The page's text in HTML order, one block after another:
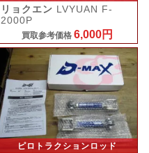
リョクエン LVYUAN F-
2000P
買取参考価格 6,000円
ピロトラクションロッド